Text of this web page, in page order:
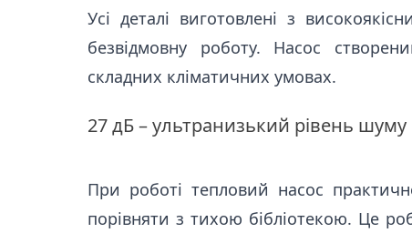
Усі деталі виготовлені з
безвідмовну роботу. Насос
складних кліматичних умовах.
27 дБ – ультранизький рівень шуму
При роботі тепловий насос
порівняти з тихою бібліотекою. Це